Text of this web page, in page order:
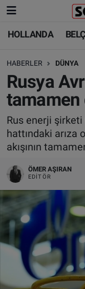
HOLLANDA
HABERLER DÜNYA
Rusya
Rus enerji şirketi
hattındaki arıza
akışının
ÖMER AŞIRAN
EDITÖR
HOLLANDA
BELÇİKA
ALMANYA
FRANSA
AVUSTURYA
SAĞLIK -
BİLİM-
HOLLANDA
BELÇİKA
ALMANYA
TÜRKİYE
DÜNYA
BİLİM-
SAĞLIK
FOTO GALERİ
VIDEO
ALGEMENE
Nöbetçi
Hava Durumu
Trafik Durumu
Süper Lig
Tüm
Son Dakika
Haber Arşivi